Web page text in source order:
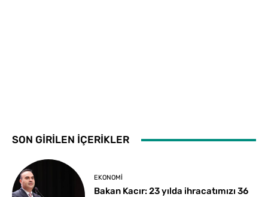
SON GİRİLEN İÇERİKLER
EKONOMI
Bakan Kacır: 23 yılda ihracatımızı 36